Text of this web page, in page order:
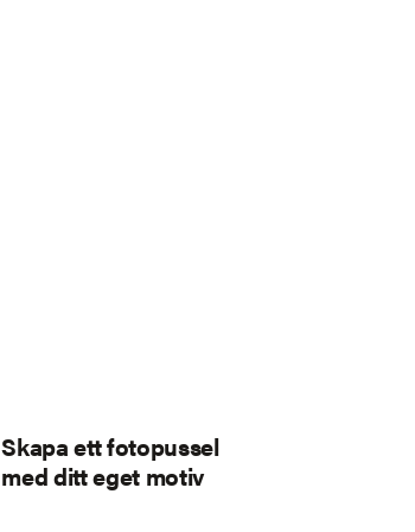
Skapa ett fotopussel
med ditt eget motiv